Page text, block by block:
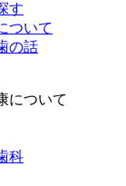
す
ついて
の話
について
科